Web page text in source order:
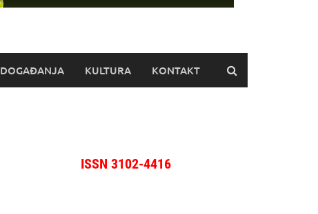
DOGAĐANJA KULTURA KONTAKT
ISSN 3102-4416